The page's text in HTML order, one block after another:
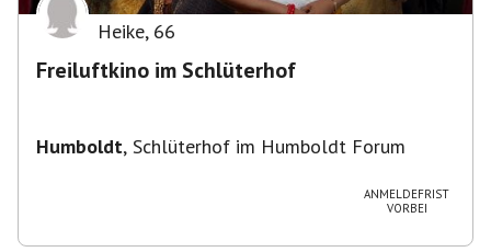
Heike, 66
Freiluftkino im Schlüterhof
Humboldt, Schlüterhof im Humboldt Forum
ANMELDEFRIST
VORBEI